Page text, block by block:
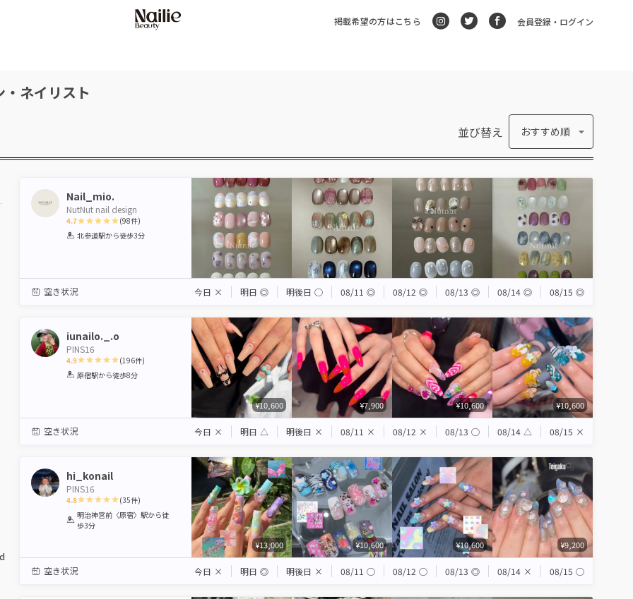
掲載希望の方はこちら 会員登録・ログイン
ネイリスト
並び替え おすすめ順
Nail_mio.
NutNut nail design
4.7
1 2 3 4 5
(98件)
北参道駅から徒歩3分
空き状況 今日 × 明日 ◎ 明後日 ◯ 08/11 ◎ 08/12 ◎ 08/13 ◎ 08/14 ◎ 08/15 ◎
iunailo._.o
PINS16
4.9
1 2 3 4 5
(196件)
原宿駅から徒歩8分
¥10,600 ¥7,900 ¥10,600 ¥10,600
空き状況 今日 × 明日 △ 明後日 × 08/11 × 08/12 × 08/13 ◯ 08/14 △ 08/15 ×
hi_konail
PINS16
4.8
1
Star
2
Stars
3
Stars
4 5
(35件)
明治神宮前〈原宿〉駅から徒
歩3分
¥13,000 ¥10,600 ¥10,600 ¥9,200
空き状況 今日 × 明日 ◎ 明後日 × 08/11 ◯ 08/12 ◯ 08/13 ◎ 08/14 × 08/15 ◯